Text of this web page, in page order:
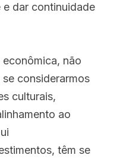
e dar continuidade
não
considerarmos
culturais,
ao
têm se